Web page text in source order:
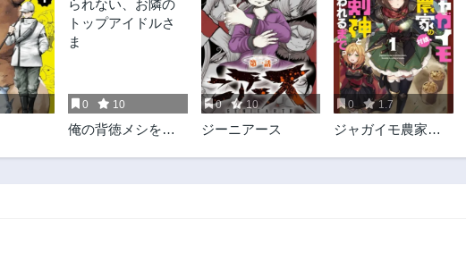
0 10
俺の背徳メシをお
ップアイドルさま
0 10
ジーニアース
0 1.7
ジャガイモ農家の